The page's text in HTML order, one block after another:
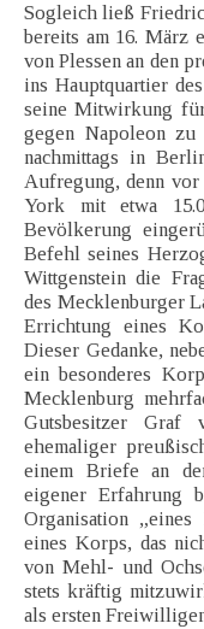
Sogleich ließ
bereits am 16. März
von Plessen an den
ins Hauptquartier
seine Mitwirkung
gegen Napoleon
nachmittags in
Aufregung, denn vor
York mit etwa
Bevölkerung
Befehl seines
Wittgenstein die
des Mecklenburger
Errichtung eines
Dieser Gedanke,
ein besonderes
Mecklenburg
Gutsbesitzer Graf
ehemaliger
einem Briefe an
eigener Erfahrung
Organisation
eines Korps, das
von Mehl- und
stets kräftig
als ersten